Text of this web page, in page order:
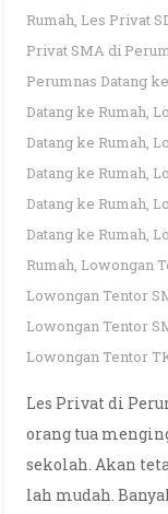
Rumah, Les Privat
Privat SMA di
Perumnas Datang
Datang ke Rumah,
Datang ke Rumah,
Datang ke Rumah,
Datang ke Rumah,
Datang ke Rumah,
Rumah, Lowongan
Lowongan Tentor
Lowongan Tentor
Lowongan Tentor
Les Privat di
orang tua
sekolah. Akan
lah mudah.